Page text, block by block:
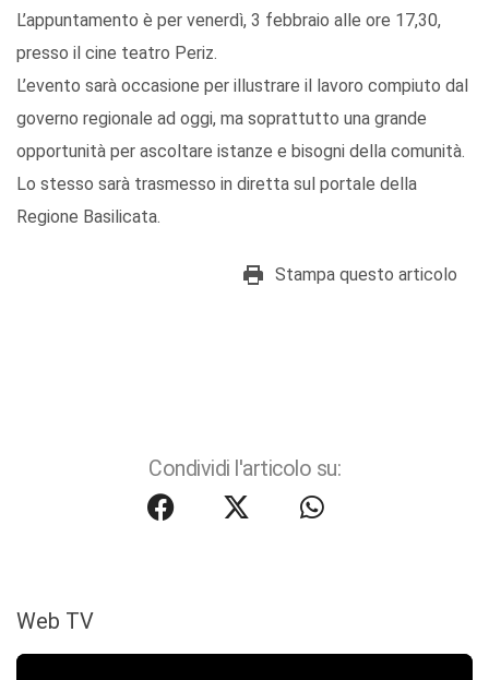
L’appuntamento è per venerdì, 3 febbraio alle ore 17,30,
presso il cine teatro Periz.
L’evento sarà occasione per illustrare il lavoro compiuto dal
governo regionale ad oggi, ma soprattutto una grande
opportunità per ascoltare istanze e bisogni della comunità.
Lo stesso sarà trasmesso in diretta sul portale della
Regione Basilicata.
Stampa questo articolo
Condividi l'articolo su:
Web TV